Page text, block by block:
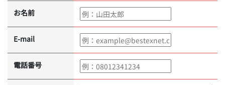
お名前
E-mail
電話番号